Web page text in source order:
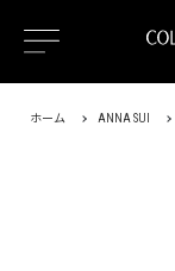
ホーム ANNA SUI